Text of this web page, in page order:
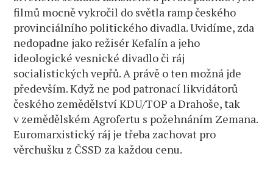
filmů mocně vykročil do světla ramp českého
provinciálního politického divadla. Uvidíme, zda
nedopadne jako režisér Kefalín a jeho
ideologické vesnické divadlo či ráj
socialistických vepřů. A právě o ten možná jde
především. Když ne pod patronací likvidátorů
českého zemědělství KDU/TOP a Drahoše, tak
v zemědělském Agrofertu s požehnáním Zemana.
Euromarxistický ráj je třeba zachovat pro
věrchušku z ČSSD za každou cenu.